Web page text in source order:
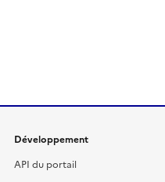
Développement
API du portail